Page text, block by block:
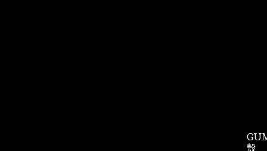
殼